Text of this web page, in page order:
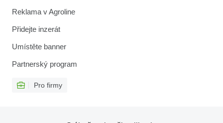
Reklama v Agroline
Přidejte inzerát
Umístěte banner
Partnerský program
Pro firmy